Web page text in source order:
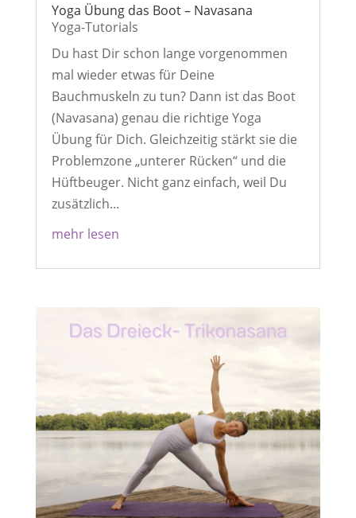
Yoga Übung das Boot – Navasana
Yoga-Tutorials
Du hast Dir schon lange vorgenommen
mal wieder etwas für Deine
Bauchmuskeln zu tun? Dann ist das Boot
(Navasana) genau die richtige Yoga
Übung für Dich. Gleichzeitig stärkt sie die
Problemzone „unterer Rücken“ und die
Hüftbeuger. Nicht ganz einfach, weil Du
zusätzlich...
mehr lesen